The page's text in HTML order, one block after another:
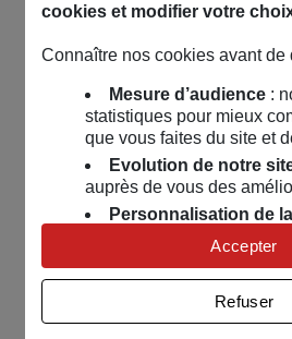
L'actu de la Commu
En ce moment
Les avantages MAIF
Jeux concours
Nos événements
🎡 La Roulette de l’été 2
Environnement
Aimé par 2 membres
Continuez d'explorer la
cookies et modifier votre
Connaître nos cookies avant de
Mesure d’audience:
statistiques pour mieux
que vous faites du site et
Evolution de notre
auprès de vous des
Personnalisation de
nous servons de cookies
contenus et personnaliser
Univers publicitaire:
nos partenaires des
publicités personnalisées
Refuser
Accepter